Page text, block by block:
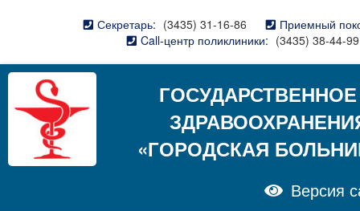
Секретарь: (3435) 31-16-86
Приемный
Call-центр поликлиники: (3435) 38-44-99
«ГОРОДСКАЯ
Версия